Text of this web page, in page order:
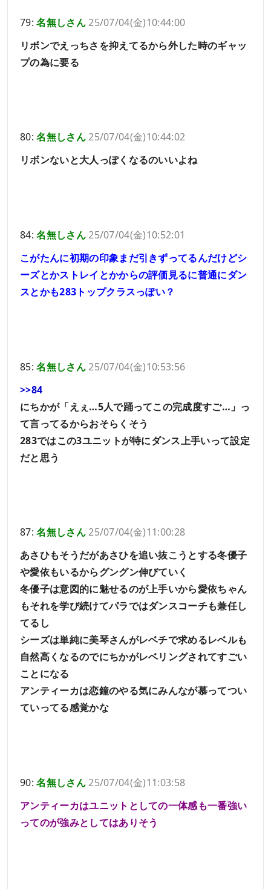
79:名無しさん25/07/04(金)10:44:00
リボンでえっちさを抑えてるから外した時のギャッ
プの為に要る
80:名無しさん25/07/04(金)10:44:02
リボンないと大人っぽくなるのいいよね
84:名無しさん25/07/04(金)10:52:01
こがたんに初期の印象まだ引きずってるんだけどシ
ーズとかストレイとかからの評価見るに普通にダン
スとかも283トップクラスっぽい？
85:名無しさん25/07/04(金)10:53:56
>>84
にちかが「えぇ…5人で踊ってこの完成度すご…」っ
て言ってるからおそらくそう
283ではこの3ユニットが特にダンス上手いって設定
だと思う
87:名無しさん25/07/04(金)11:00:28
あさひもそうだがあさひを追い抜こうとする冬優子
や愛依もいるからグングン伸びていく
冬優子は意図的に魅せるのが上手いから愛依ちゃん
もそれを学び続けてパラではダンスコーチも兼任し
てるし
シーズは単純に美琴さんがレベチで求めるレベルも
自然高くなるのでにちかがレベリングされてすごい
ことになる
アンティーカは恋鐘のやる気にみんなが慕ってつい
ていってる感覚かな
90:名無しさん25/07/04(金)11:03:58
アンティーカはユニットとしての一体感も一番強い
ってのが強みとしてはありそう